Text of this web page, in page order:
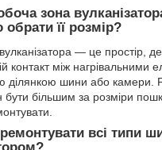
зона
її розмір?
— це простір, де
контакт між нагрівальними
ділянкою шини або камери.
бути більшим за розміри
всі типи